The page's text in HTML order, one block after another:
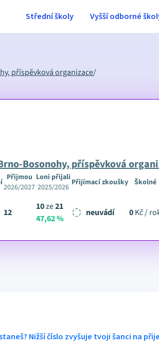
Střední školy Vyšší odborné
příspěvková organizace/
Bosonohy, příspěvková
Přijmou
2026/2027
Loni přijali
2025/2026 Přijímací zkoušky Školné
12
10ze21
47,62 %
neuvádí 0Kč /
Nižší číslo zvyšuje tvoji šanci na